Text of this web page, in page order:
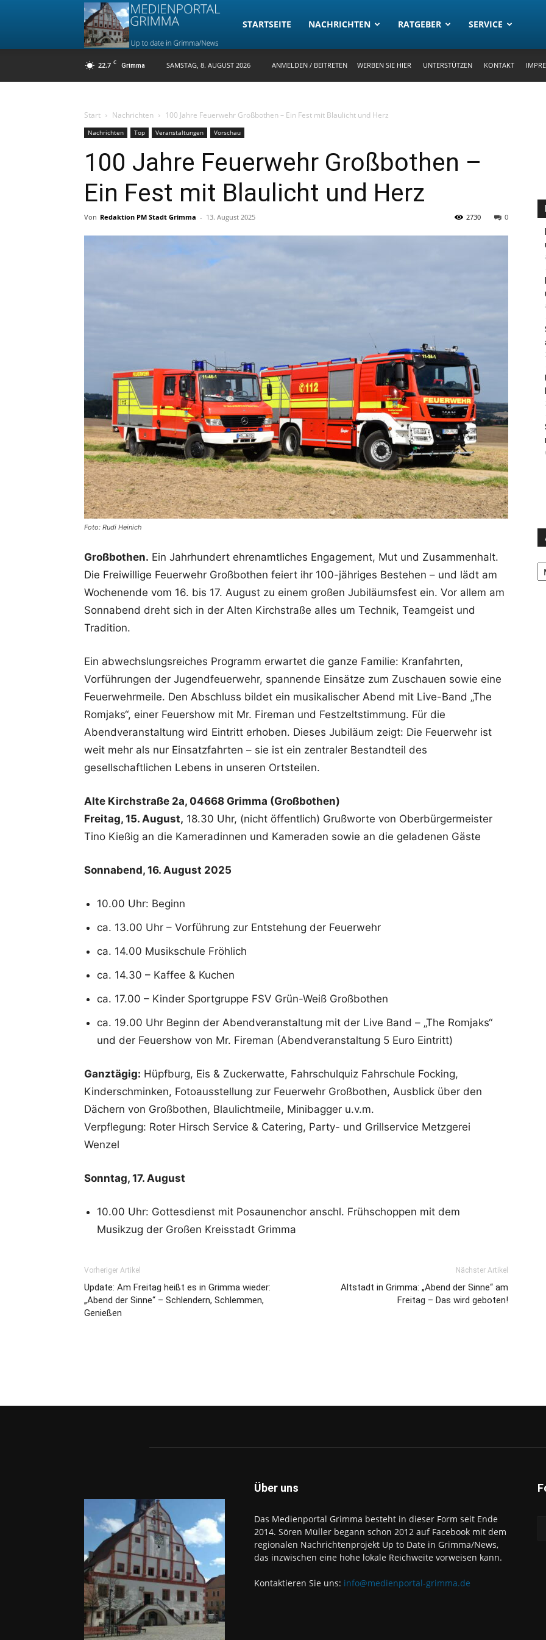
Medienportal
STARTSEITE NACHRICHTEN RATGEBER SERVICE
22.7 C Grimma SAMSTAG, 8. AUGUST 2026 ANMELDEN / BEITRETEN WERBEN SIE HIER UNTERSTÜTZEN KONTAKT
Start Nachrichten 100 Jahre Feuerwehr Großbothen – Ein Fest mit Blaulicht und Herz
Nachrichten Top Veranstaltungen Vorschau
100 Jahre Feuerwehr Großbothen –
Ein Fest mit Blaulicht und Herz
Von Redaktion PM Stadt Grimma - 13. August 2025 0
2730
Foto: Rudi Heinich
Großbothen. Ein Jahrhundert ehrenamtliches Engagement, Mut und Zusammenhalt.
Die Freiwillige Feuerwehr Großbothen feiert ihr 100-jähriges Bestehen – und lädt am
Wochenende vom 16. bis 17. August zu einem großen Jubiläumsfest ein. Vor allem am
Sonnabend dreht sich in der Alten Kirchstraße alles um Technik, Teamgeist und
Tradition.
Ein abwechslungsreiches Programm erwartet die ganze Familie: Kranfahrten,
Vorführungen der Jugendfeuerwehr, spannende Einsätze zum Zuschauen sowie eine
Feuerwehrmeile. Den Abschluss bildet ein musikalischer Abend mit Live-Band „The
Romjaks“, einer Feuershow mit Mr. Fireman und Festzeltstimmung. Für die
Abendveranstaltung wird Eintritt erhoben. Dieses Jubiläum zeigt: Die Feuerwehr ist
weit mehr als nur Einsatzfahrten – sie ist ein zentraler Bestandteil des
gesellschaftlichen Lebens in unseren Ortsteilen.
Alte Kirchstraße 2a, 04668 Grimma (Großbothen)
Freitag, 15. August, 18.30 Uhr, (nicht öffentlich) Grußworte von Oberbürgermeister
Tino Kießig an die Kameradinnen und Kameraden sowie an die geladenen Gäste
Sonnabend, 16. August 2025
10.00 Uhr: Beginn
ca. 13.00 Uhr – Vorführung zur Entstehung der Feuerwehr
ca. 14.00 Musikschule Fröhlich
ca. 14.30 – Kaffee & Kuchen
ca. 17.00 – Kinder Sportgruppe FSV Grün-Weiß Großbothen
ca. 19.00 Uhr Beginn der Abendveranstaltung mit der Live Band – „The Romjaks“
und der Feuershow von Mr. Fireman (Abendveranstaltung 5 Euro Eintritt)
Ganztägig: Hüpfburg, Eis & Zuckerwatte, Fahrschulquiz Fahrschule Focking,
Kinderschminken, Fotoausstellung zur Feuerwehr Großbothen, Ausblick über den
Dächern von Großbothen, Blaulichtmeile, Minibagger u.v.m.
Verpflegung: Roter Hirsch Service & Catering, Party- und Grillservice Metzgerei
Wenzel
Sonntag, 17. August
10.00 Uhr: Gottesdienst mit Posaunenchor anschl. Frühschoppen mit dem
Musikzug der Großen Kreisstadt Grimma
Vorheriger Artikel
Update: Am Freitag heißt es in Grimma wieder:
„Abend der Sinne“ – Schlendern, Schlemmen,
Genießen
Nächster Artikel
Altstadt in Grimma: „Abend der Sinne“ am
Freitag – Das wird geboten!
Über uns
Das Medienportal Grimma besteht in dieser Form seit Ende
2014. Sören Müller begann schon 2012 auf Facebook mit dem
regionalen Nachrichtenprojekt Up to Date in Grimma/News,
das inzwischen eine hohe lokale Reichweite vorweisen kann.
Kontaktieren Sie uns: info@medienportal-grimma.de